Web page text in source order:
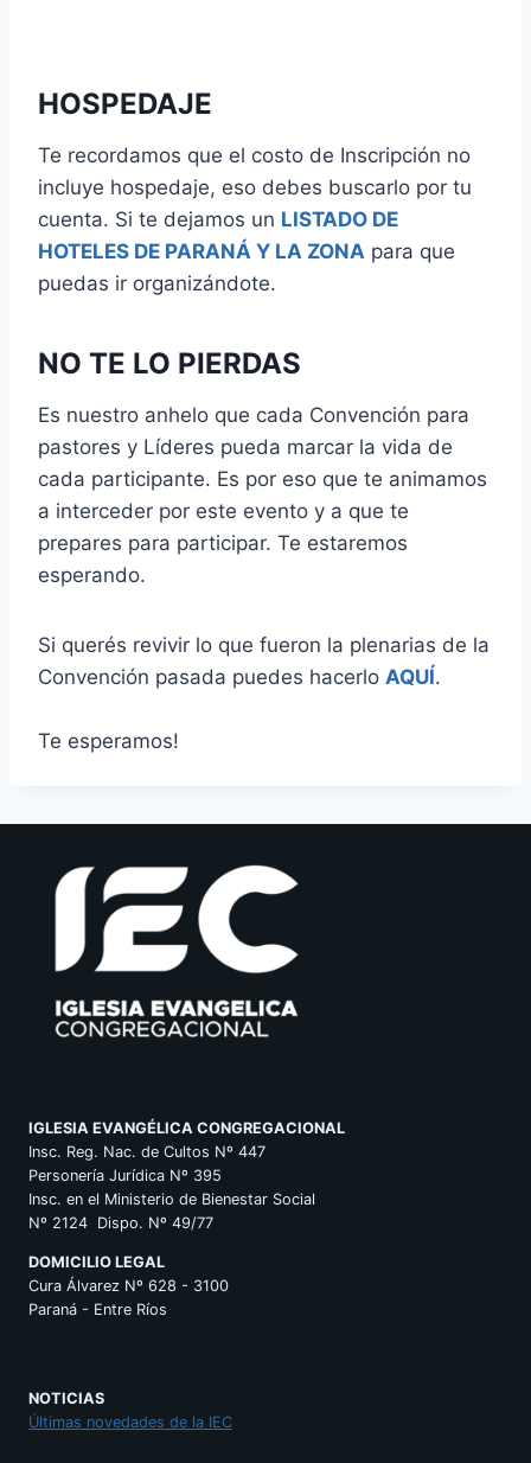
HOSPEDAJE
Te recordamos que el costo de Inscripción no
incluye hospedaje, eso debes buscarlo por tu
cuenta. Si te dejamos un LISTADO DE
HOTELES DE PARANÁ Y LA ZONA para que
puedas ir organizándote.
NO TE LO PIERDAS
Es nuestro anhelo que cada Convención para
pastores y Líderes pueda marcar la vida de
cada participante. Es por eso que te animamos
a interceder por este evento y a que te
prepares para participar. Te estaremos
esperando.
Si querés revivir lo que fueron la plenarias de la
Convención pasada puedes hacerlo AQUÍ.
Te esperamos!
IGLESIA EVANGÉLICA CONGREGACIONAL
Insc. Reg. Nac. de Cultos Nº 447
Personería Jurídica Nº 395
Insc. en el Ministerio de Bienestar Social
Nº 2124 Dispo. Nº 49/77
DOMICILIO LEGAL
Cura Álvarez Nº 628 - 3100
Paraná - Entre Ríos
NOTICIAS
Últimas novedades de la IEC